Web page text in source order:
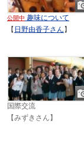
公開中 趣味について
【 日野由香子さん 】
国際交流
【みずきさん】